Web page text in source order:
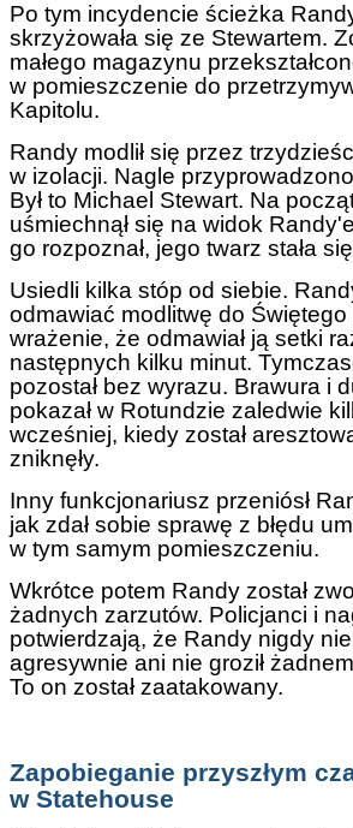
Po tym incydencie ścieżka
skrzyżowała się ze Stewartem.
małego magazynu
w pomieszczenie do
Kapitolu.
Randy modlił się przez
w izolacji. Nagle
Był to Michael Stewart. Na
uśmiechnął się na widok
go rozpoznał, jego twarz stała
Usiedli kilka stóp od siebie.
odmawiać modlitwę do Świętego
wrażenie, że odmawiał ją setki
następnych kilku minut.
pozostał bez wyrazu. Brawura i
pokazał w Rotundzie zaledwie
wcześniej, kiedy został
zniknęły.
Inny funkcjonariusz przeniósł
jak zdał sobie sprawę z błędu
w tym samym pomieszczeniu.
Wkrótce potem Randy został
żadnych zarzutów. Policjanci i
potwierdzają, że Randy nigdy
agresywnie ani nie groził
To on został zaatakowany.
Zapobieganie przyszłym
w Statehouse